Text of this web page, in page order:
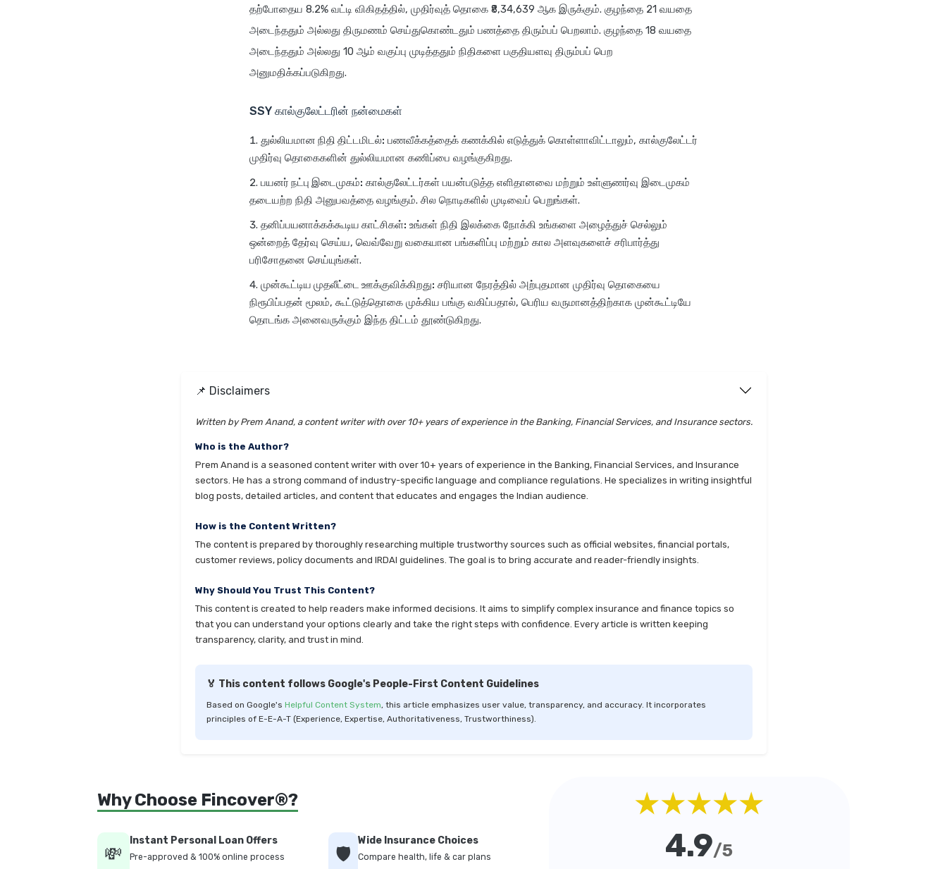
தற்போதைய 8.2% வட்டி விகிதத்தில், முதிர்வுத் தொகை ₹8,34,639 ஆக இருக்கும். குழந்தை 21 வயதை
அடைந்ததும் அல்லது திருமணம் செய்துகொண்டதும் பணத்தை திரும்பப் பெறலாம். குழந்தை 18 வயதை
அடைந்ததும் அல்லது 10 ஆம் வகுப்பு முடித்ததும் நிதிகளை பகுதியளவு திரும்பப் பெற
அனுமதிக்கப்படுகிறது.
SSY கால்குலேட்டரின் நன்மைகள்
துல்லியமான நிதி திட்டமிடல்: பணவீக்கத்தைக் கணக்கில் எடுத்துக் கொள்ளாவிட்டாலும், கால்குலேட்டர்
முதிர்வு தொகைகளின் துல்லியமான கணிப்பை வழங்குகிறது.
பயனர் நட்பு இடைமுகம்: கால்குலேட்டர்கள் பயன்படுத்த எளிதானவை மற்றும் உள்ளுணர்வு இடைமுகம்
தடையற்ற நிதி அனுபவத்தை வழங்கும். சில நொடிகளில் முடிவைப் பெறுங்கள்.
தனிப்பயனாக்கக்கூடிய காட்சிகள்: உங்கள் நிதி இலக்கை நோக்கி உங்களை அழைத்துச் செல்லும்
ஒன்றைத் தேர்வு செய்ய, வெவ்வேறு வகையான பங்களிப்பு மற்றும் கால அளவுகளைச் சரிபார்த்து
பரிசோதனை செய்யுங்கள்.
முன்கூட்டிய முதலீட்டை ஊக்குவிக்கிறது: சரியான நேரத்தில் அற்புதமான முதிர்வு தொகையை
நிரூபிப்பதன் மூலம், கூட்டுத்தொகை முக்கிய பங்கு வகிப்பதால், பெரிய வருமானத்திற்காக முன்கூட்டியே
தொடங்க அனைவருக்கும் இந்த திட்டம் தூண்டுகிறது.
📌 Disclaimers
Written by Prem Anand, a content writer with over 10+ years of experience in the Banking, Financial Services, and Insurance sectors.
Who is the Author?
Prem Anand is a seasoned content writer with over 10+ years of experience in the Banking, Financial Services, and Insurance
sectors. He has a strong command of industry-specific language and compliance regulations. He specializes in writing insightful
blog posts, detailed articles, and content that educates and engages the Indian audience.
How is the Content Written?
The content is prepared by thoroughly researching multiple trustworthy sources such as official websites, financial portals,
customer reviews, policy documents and IRDAI guidelines. The goal is to bring accurate and reader-friendly insights.
Why Should You Trust This Content?
This content is created to help readers make informed decisions. It aims to simplify complex insurance and finance topics so
that you can understand your options clearly and take the right steps with confidence. Every article is written keeping
transparency, clarity, and trust in mind.
🏅 This content follows Google's People-First Content Guidelines
Based on Google's Helpful Content System, this article emphasizes user value, transparency, and accuracy. It incorporates
principles of E-E-A-T (Experience, Expertise, Authoritativeness, Trustworthiness).
Why Choose Fincover®?
💸
Instant Personal Loan Offers
Pre-approved & 100% online process 🛡️
Wide Insurance Choices
Compare health, life & car plans
★★★★★
4.9/5